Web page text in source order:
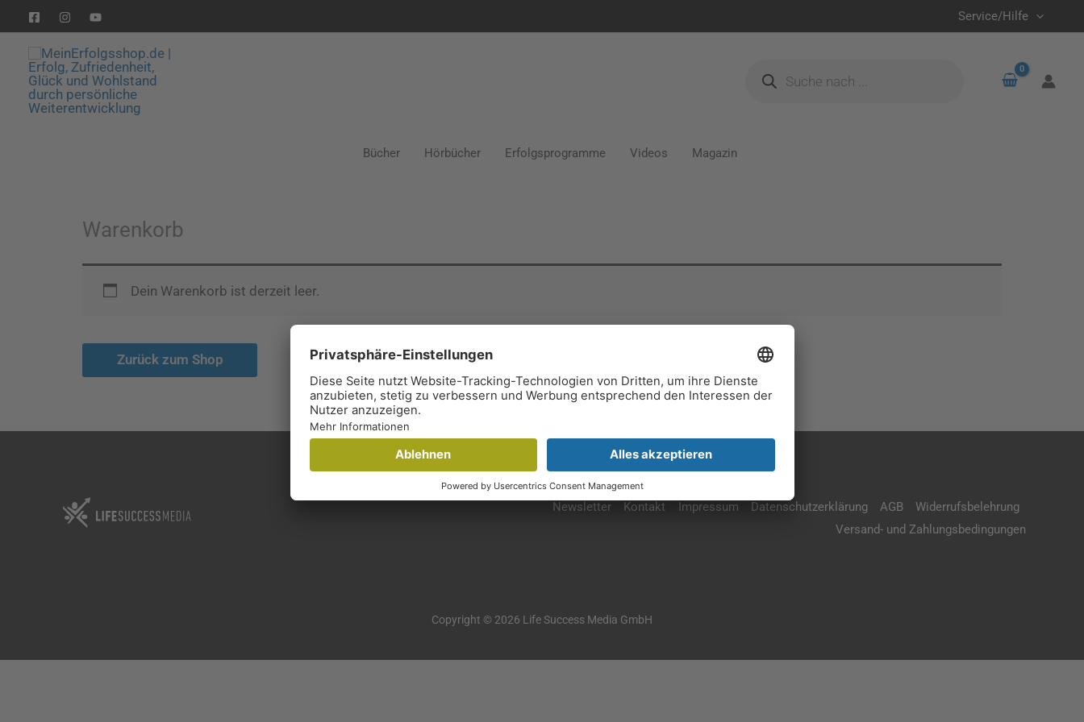
Inhalt
springen
Service/Hilfe
search
Bücher Hörbücher Erfolgsprogramme Videos Magazin
Warenkorb
Dein Warenkorb ist derzeit leer.
Zurück zum Shop
Newsletter Kontakt Impressum Datenschutzerklärung AGB
Widerrufsbelehrung
Versand- und Zahlungsbedingungen
Copyright © 2026 Life Success Media GmbH